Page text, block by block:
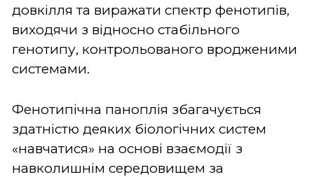
довкілля та виражати спектр фенотипів,
виходячи з відносно стабільного
генотипу, контрольованого вродженими
системами.
Фенотипічна паноплія збагачується
здатністю деяких біологічних систем
«навчатися» на основі взаємодії з
навколишнім середовищем за